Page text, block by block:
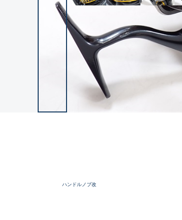
ハンドルノブ改